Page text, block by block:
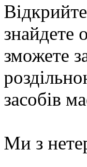
Відкрийте
знайдете
зможете
засобів
Ми з